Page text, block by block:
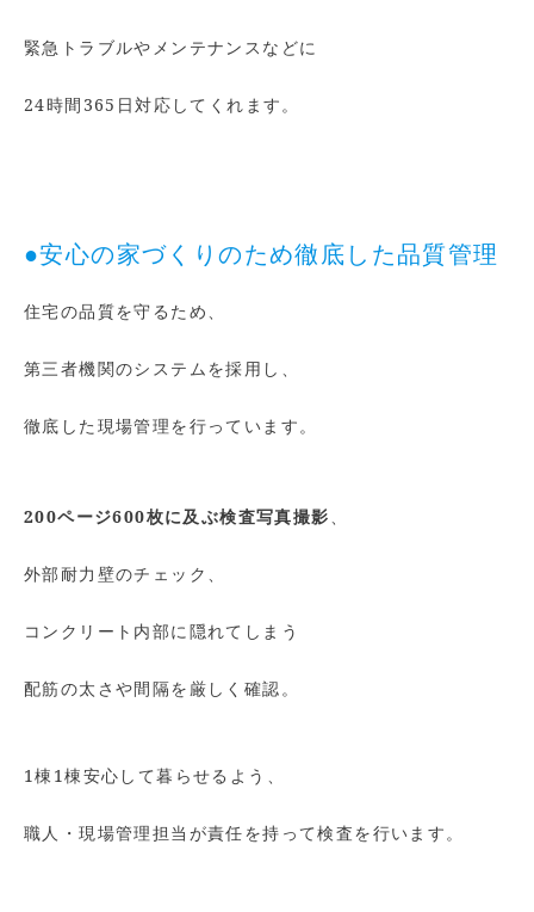
緊急トラブルやメンテナンスなどに
24時間365日対応してくれます。
●安心の家づくりのため徹底した品質管理
住宅の品質を守るため、
第三者機関のシステムを採用し、
徹底した現場管理を行っています。
200ページ600枚に及ぶ検査写真撮影、
外部耐力壁のチェック、
コンクリート内部に隠れてしまう
配筋の太さや間隔を厳しく確認。
1棟1棟安心して暮らせるよう、
職人・現場管理担当が責任を持って検査を行います。